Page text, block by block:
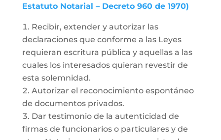
Estatuto Notarial – Decreto 960 de 1970)
Recibir, extender y autorizar las
declaraciones que conforme a las Leyes
requieran escritura pública y aquellas a las
cuales los interesados quieran revestir de
esta solemnidad.
Autorizar el reconocimiento espontáneo
de documentos privados.
Dar testimonio de la autenticidad de
firmas de funcionarios o particulares y de